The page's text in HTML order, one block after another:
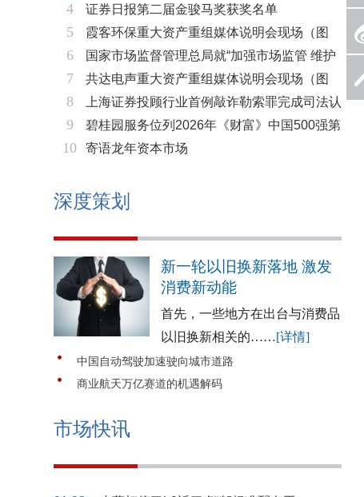
4
5
6
7
8
9
10
员拟增持公司股份不低于600万元
证券日报第二届金骏马奖获奖名单
霞客环保重大资产重组媒体说明会现场（图
片）
国家市场监督管理总局就“加强市场监管 维护
市场秩序”答记者问
共达电声重大资产重组媒体说明会现场（图
片）
上海证券投顾行业首例敲诈勒索罪完成司法认
定 司法机关重拳打击“职业索赔人”
碧桂园服务位列2026年《财富》中国500强第
321位 排名稳步上升彰显发展韧性
寄语龙年资本市场
深度策划
新一轮以旧换新落地 激发
消费新动能
首先，一些地方在出台与消费品
以旧换新相关的……[详情]
中国自动驾驶加速驶向城市道路
商业航天万亿赛道的机遇解码
市场快讯